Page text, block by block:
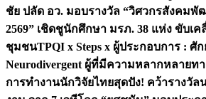
ชัย ปลัด อว. มอบรางวัล “วิศวกรสังคมพั
2569” เชิดชูนักศึกษา มรภ. 38 แห่ง ขับ
ชุมชนTPQI x Steps x ผู้ประกอบการ : ศั
Neurodivergent ผู้ที่มีความหลากหลายท
การทำงานนักวิจัยไทยสุดปัง! คว้ารางวัล